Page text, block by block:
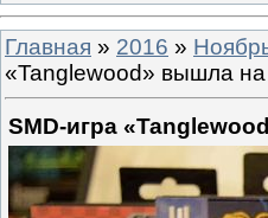
Главная » 2016 »
«Tanglewood» вышла
SMD-игра